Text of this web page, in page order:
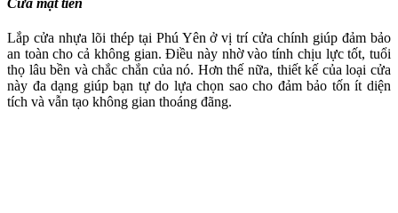
Cửa mặt tiền
Lắp cửa nhựa lõi thép tại Phú Yên ở vị trí cửa chính giúp đảm bảo
an toàn cho cả không gian. Điều này nhờ vào tính chịu lực tốt, tuổi
thọ lâu bền và chắc chắn của nó. Hơn thế nữa, thiết kế của loại cửa
này đa dạng giúp bạn tự do lựa chọn sao cho đảm bảo tốn ít diện
tích và vẫn tạo không gian thoáng đãng.